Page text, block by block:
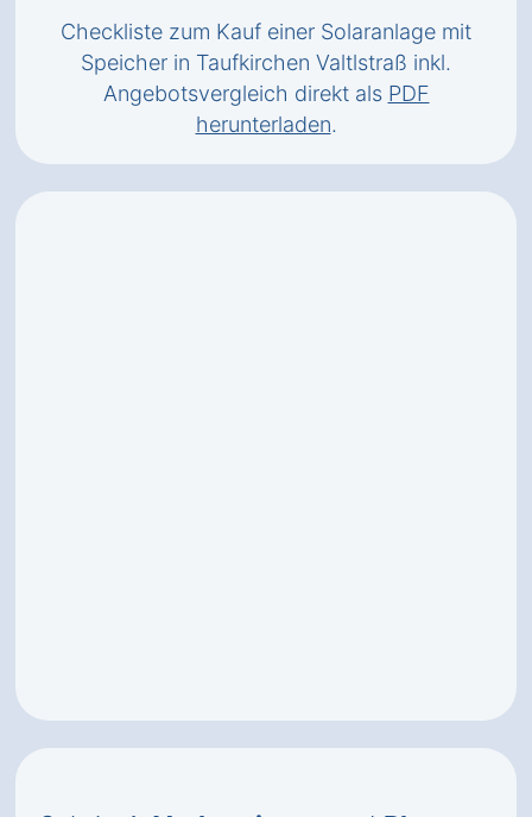
Checkliste zum Kauf einer Solaranlage mit
Speicher in Taufkirchen Valtlstraß inkl.
Angebotsvergleich direkt als PDF
herunterladen.